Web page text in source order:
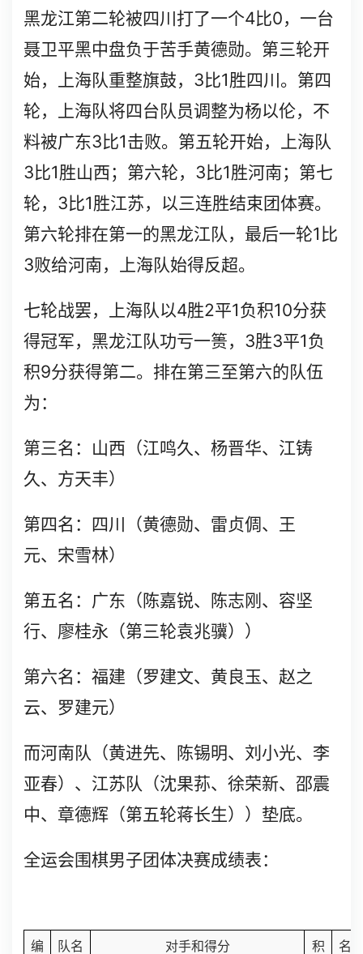
黑龙江第二轮被四川打了一个4比0，一台
聂卫平黑中盘负于苦手黄德勋。第三轮开
始，上海队重整旗鼓， 3 比1胜四川。第四
轮，上海队将四台队员调整为杨以伦，不
料被广东3 比1击败。第五轮开始，上海队
3 比1胜山西；第六轮， 3 比1胜河南；第七
轮， 3 比1胜江苏，以三连胜结束团体赛。
第六轮排在第一的黑龙江队，最后一轮1 比
3败给河南，上海队始得反超。
七轮战罢，上海队以4胜2平1负积10分获
得冠军，黑龙江队功亏一篑， 3胜3平1负
积9分获得第二。排在第三至第六的队伍
为：
第三名：山西（江鸣久、杨晋华、江铸
久、方天丰）
第四名：四川（黄德勋、雷贞倜、王
元、宋雪林）
第五名：广东（陈嘉锐、陈志刚、容坚
行、廖桂永（第三轮袁兆骥））
第六名：福建（罗建文、黄良玉、赵之
云、罗建元）
而河南队（黄进先、陈锡明、刘小光、李
亚春）、江苏队（沈果荪、徐荣新、邵震
中、章德辉（第五轮蒋长生））垫底。
全运会围棋男子团体决赛成绩表：
编
队名 对手和得分
积
名